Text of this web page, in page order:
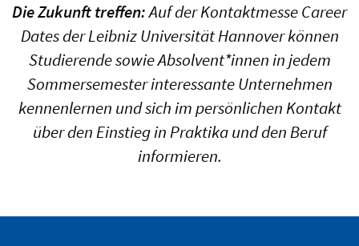
Die Zukunft treffen:Auf der Kontaktmesse Career
Dates der Leibniz Universität Hannover können
Studierende sowie Absolvent*innen in jedem
Sommersemester interessante Unternehmen
kennenlernen und sich im persönlichen Kontakt
über den Einstieg in Praktika und den Beruf
informieren.